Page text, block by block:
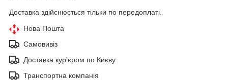
Доставка здійснюється тільки по передоплаті.
Нова Пошта
Самовивіз
Доставка кур'єром по Києву
Транспортна компанія